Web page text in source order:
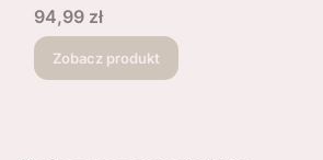
Cena
94,99 zł
Zobacz produkt